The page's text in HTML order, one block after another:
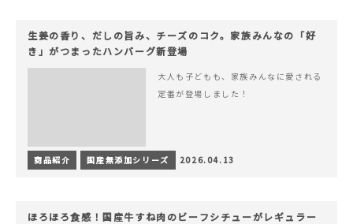
生姜の香り、だしの旨み、チーズのコク。家族みんなの「好
き」がつまったハンバーグ新登場
大人も子どもも、家族みんなに愛される
定番が登場しました！
商品紹介 国産無添加シリーズ 2026.04.13
ほろほろ食感！国産牛すね肉のビーフシチューがレギュラー